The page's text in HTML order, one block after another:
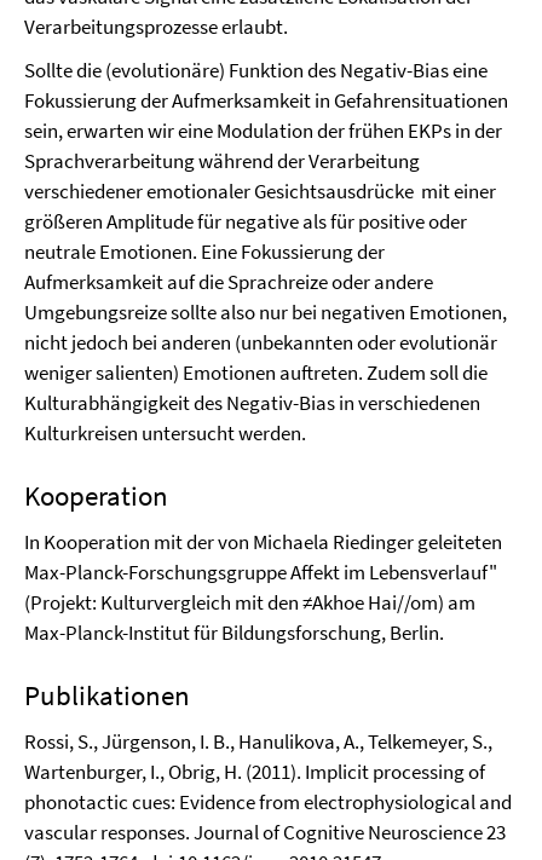
Verarbeitungsprozesse erlaubt.
Sollte die (evolutionäre) Funktion des Negativ-Bias eine
Fokussierung der Aufmerksamkeit in Gefahrensituationen
sein, erwarten wir eine Modulation der frühen EKPs in der
Sprachverarbeitung während der Verarbeitung
verschiedener emotionaler Gesichtsausdrücke  mit einer
größeren Amplitude für negative als für positive oder
neutrale Emotionen. Eine Fokussierung der
Aufmerksamkeit auf die Sprachreize oder andere
Umgebungsreize sollte also nur bei negativen Emotionen,
nicht jedoch bei anderen (unbekannten oder evolutionär
weniger salienten) Emotionen auftreten. Zudem soll die
Kulturabhängigkeit des Negativ-Bias in verschiedenen
Kulturkreisen untersucht werden.
Kooperation
In Kooperation mit der von Michaela Riedinger geleiteten
Max-Planck-Forschungsgruppe Affekt im Lebensverlauf"
(Projekt: Kulturvergleich mit den ≠Akhoe Hai//om) am
Max-Planck-Institut für Bildungsforschung, Berlin.
Publikationen
Rossi, S., Jürgenson, I. B., Hanulikova, A., Telkemeyer, S.,
Wartenburger, I., Obrig, H. (2011). Implicit processing of
phonotactic cues: Evidence from electrophysiological and
vascular responses. Journal of Cognitive Neuroscience 23